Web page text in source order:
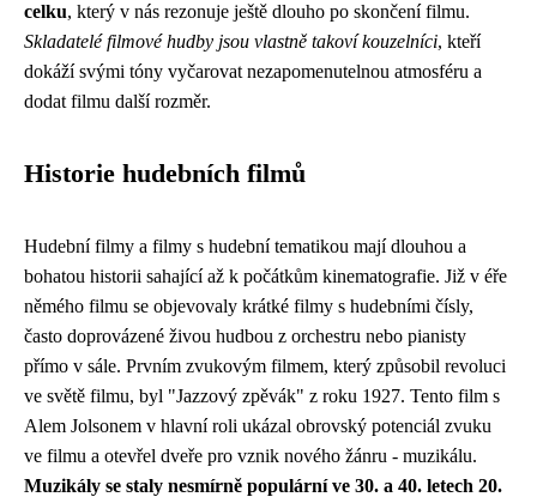
celku, který v nás rezonuje ještě dlouho po skončení filmu.
Skladatelé filmové hudby jsou vlastně takoví kouzelníci, kteří
dokáží svými tóny vyčarovat nezapomenutelnou atmosféru a
dodat filmu další rozměr.
Historie hudebních filmů
Hudební filmy a filmy s hudební tematikou mají dlouhou a
bohatou historii sahající až k počátkům kinematografie. Již v éře
němého filmu se objevovaly krátké filmy s hudebními čísly,
často doprovázené živou hudbou z orchestru nebo pianisty
přímo v sále. Prvním zvukovým filmem, který způsobil revoluci
ve světě filmu, byl "Jazzový zpěvák" z roku 1927. Tento film s
Alem Jolsonem v hlavní roli ukázal obrovský potenciál zvuku
ve filmu a otevřel dveře pro vznik nového žánru - muzikálu.
Muzikály se staly nesmírně populární ve 30. a 40. letech 20.